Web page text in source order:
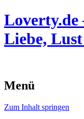
Liebe,
Menü
Zum Inhalt springen